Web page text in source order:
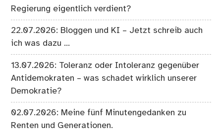
Regierung eigentlich verdient?
22.07.2026: Bloggen und KI – Jetzt schreib auch
ich was dazu …
13.07.2026: Toleranz oder Intoleranz gegenüber
Antidemokraten – was schadet wirklich unserer
Demokratie?
02.07.2026: Meine fünf Minutengedanken zu
Renten und Generationen.